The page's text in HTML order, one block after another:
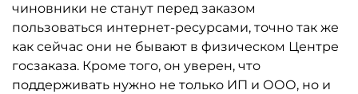
чиновники не станут перед заказом
пользоваться интернет-ресурсами, точно так же
как сейчас они не бывают в физическом Центре
госзаказа. Кроме того, он уверен, что
поддерживать нужно не только ИП и ООО, но и